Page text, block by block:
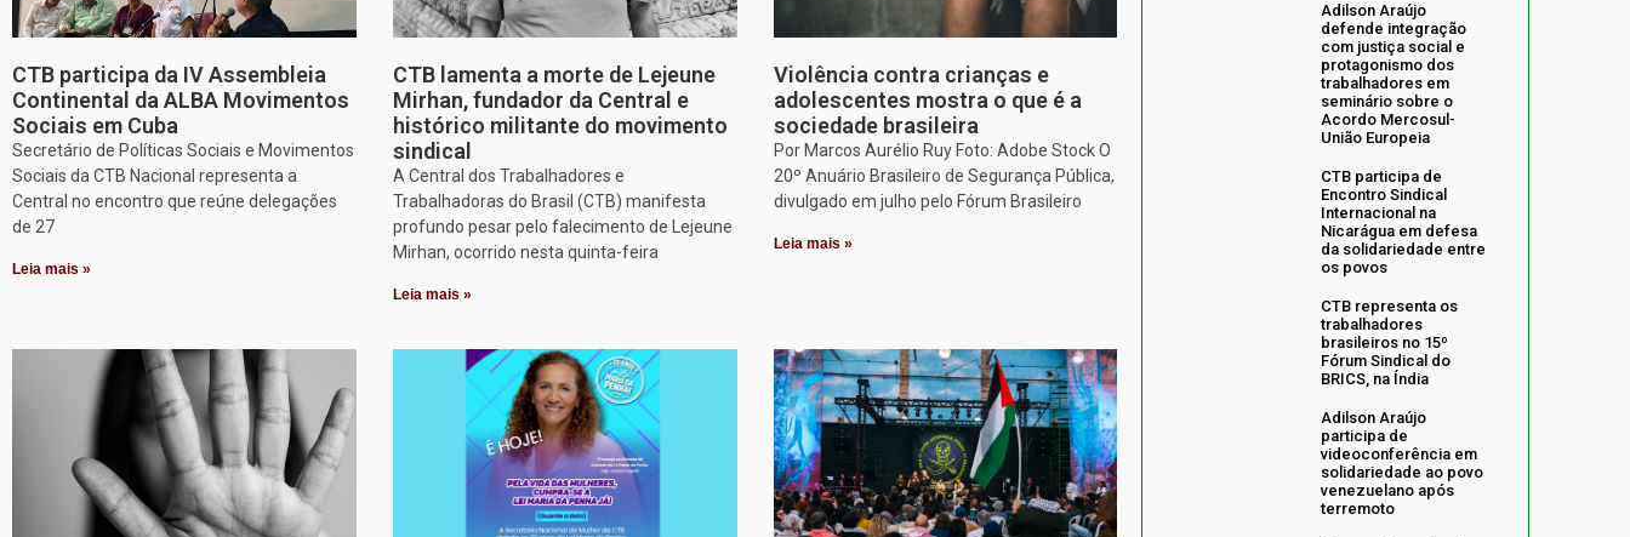
CTB participa da IV Assembleia
Continental da ALBA Movimentos
Sociais em Cuba
Secretário de Políticas Sociais e Movimentos
Sociais da CTB Nacional representa a
Central no encontro que reúne delegações
de 27
Leia mais »
CTB lamenta a morte de Lejeune
Mirhan, fundador da Central e
histórico militante do movimento
sindical
A Central dos Trabalhadores e
Trabalhadoras do Brasil (CTB) manifesta
profundo pesar pelo falecimento de Lejeune
Mirhan, ocorrido nesta quinta-feira
Leia mais »
Violência contra crianças e
adolescentes mostra o que é a
sociedade brasileira
Por Marcos Aurélio Ruy Foto: Adobe Stock O
20º Anuário Brasileiro de Segurança Pública,
divulgado em julho pelo Fórum Brasileiro
Leia mais »
Adilson Araújo
defende integração
com justiça social e
protagonismo dos
trabalhadores em
seminário sobre o
Acordo Mercosul-
União Europeia
CTB participa de
Encontro Sindical
Internacional na
Nicarágua em defesa
da solidariedade entre
os povos
CTB representa os
trabalhadores
brasileiros no 15º
Fórum Sindical do
BRICS, na Índia
Adilson Araújo
participa de
videoconferência em
solidariedade ao povo
venezuelano após
terremoto